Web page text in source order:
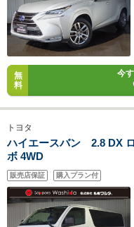
無
料
今
トヨタ
ハイエースバン 2.8 DX
ボ 4WD
販売店保証 購入プラン付